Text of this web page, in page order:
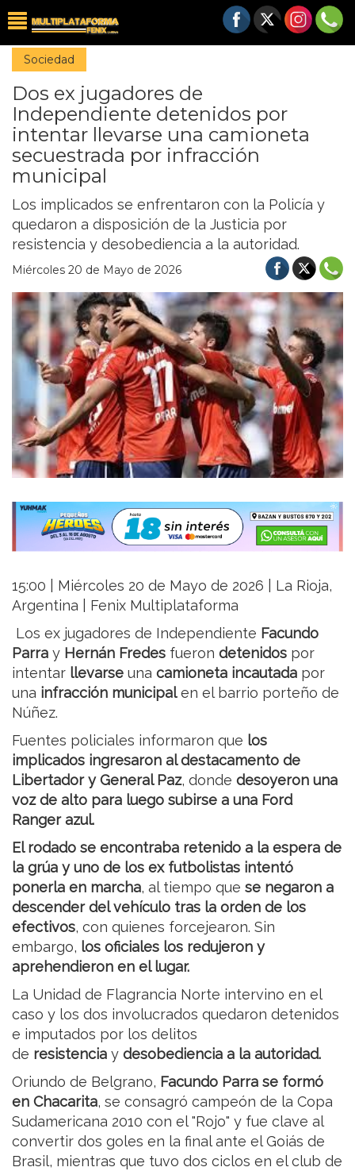
Sociedad
Dos ex jugadores de
Independiente detenidos por
intentar llevarse una camioneta
secuestrada por infracción
municipal
Los implicados se enfrentaron con la Policía y
quedaron a disposición de la Justicia por
resistencia y desobediencia a la autoridad.
Miércoles 20 de Mayo de 2026
15:00 | Miércoles 20 de Mayo de 2026 | La Rioja,
Argentina | Fenix Multiplataforma
Los ex jugadores de Independiente Facundo
Parra y Hernán Fredes fueron detenidos por
intentar llevarse una camioneta incautada por
una infracción municipalen el barrio porteño de
Núñez.
Fuentes policiales informaron que los
implicados ingresaron al destacamento de
Libertador y General Paz, donde desoyeron una
voz de alto para luego subirse a una Ford
Ranger azul.
El rodado se encontraba retenido a la espera de
la grúa y uno de los ex futbolistas intentó
ponerla en marcha, al tiempo que se negaron a
descender del vehículo tras la orden de los
efectivos, con quienes forcejearon. Sin
embargo, los oficiales los redujeron y
aprehendieron en el lugar.
La Unidad de Flagrancia Norte intervino en el
caso y los dos involucrados quedaron detenidos
e imputados por los delitos
de resistencia y desobediencia a la autoridad.
Oriundo de Belgrano, Facundo Parra se formó
en Chacarita, se consagró campeón de la Copa
Sudamericana 2010 con el "Rojo" y fue clave al
convertir dos goles en la final ante el Goiás de
Brasil, mientras que tuvo dos ciclos en el club de